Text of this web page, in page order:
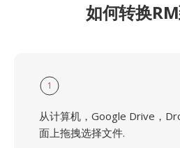
如何转换
1
从计算机，Google Drive，
面上拖拽选择文件.